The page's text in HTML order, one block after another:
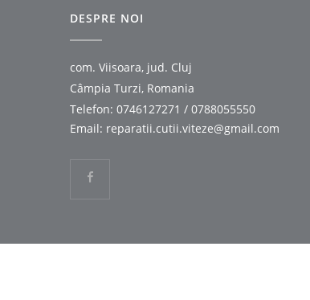
DESPRE NOI
com. Viisoara, jud. Cluj
Câmpia Turzi, Romania
Telefon: 0746127271 / 0788055550
Email: reparatii.cutii.viteze@gmail.com